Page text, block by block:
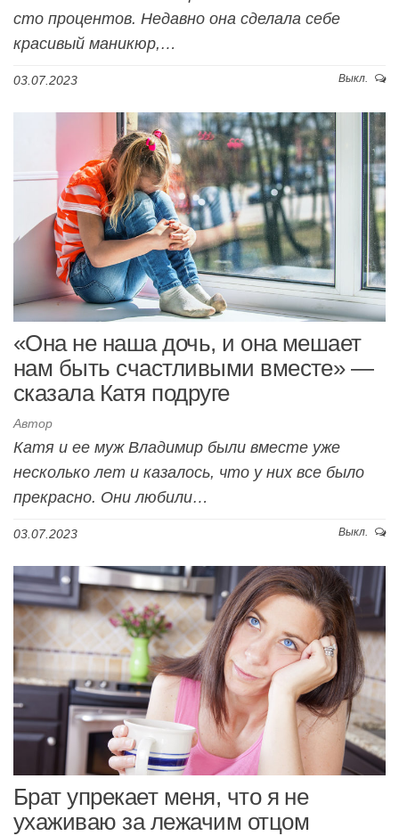
сто процентов. Недавно она сделала себе
красивый маникюр,…
03.07.2023 Выкл.
«Она не наша дочь, и она мешает
нам быть счастливыми вместе» —
сказала Катя подруге
Автор
Катя и ее муж Владимир были вместе уже
несколько лет и казалось, что у них все было
прекрасно. Они любили…
03.07.2023 Выкл.
Брат упрекает меня, что я не
ухаживаю за лежачим отцом